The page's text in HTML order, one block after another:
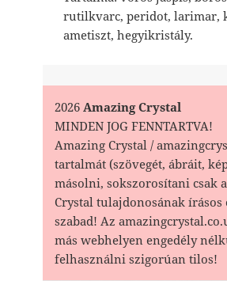
FREE
VÁSÁRLÁS / KOSÁR
rutilkvarc, peridot, larimar,
ametiszt, hegyikristály.
2026Amazing Crystal
MINDEN JOG FENNTARTVA!
Amazing Crystal /
tartalmát (szövegét, ábráit,
másolni, sokszorosítani csak
Crystal tulajdonosának írásos
szabad! Az
más webhelyen engedély
felhasználni szigorúan tilos!